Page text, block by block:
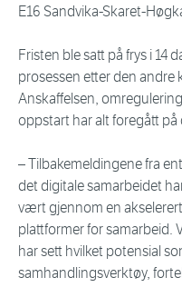
E16 Sandvika-Skaret-
Fristen ble satt på frys i 14
prosessen etter den
Anskaffelsen,
oppstart har alt foregått på
– Tilbakemeldingene fra
det digitale samarbeidet
vært gjennom en
plattformer for samarbeid.
har sett hvilket potensial
samhandlingsverktøy,